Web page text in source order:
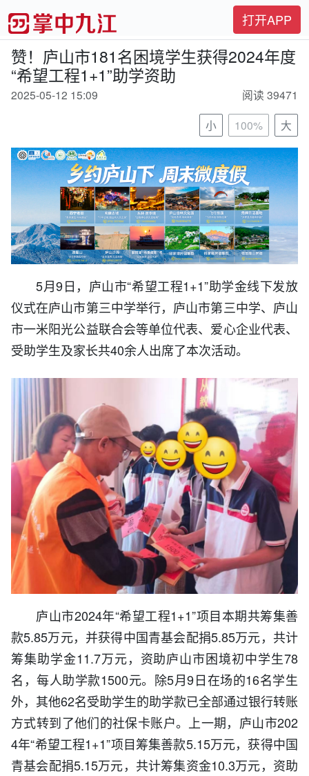
打开APP
赞！庐山市181名困境学生获得2024年度
“希望工程1+1”助学资助
2025-05-12 15:09
阅读 39471
小
100% 大
5月9日，庐山市“希望工程1+1”助学金线下发放
仪式在庐山市第三中学举行，庐山市第三中学、庐山
市一米阳光公益联合会等单位代表、爱心企业代表、
受助学生及家长共40余人出席了本次活动。
庐山市2024年“希望工程1+1”项目本期共筹集善
款5.85万元，并获得中国青基会配捐5.85万元，共计
筹集助学金11.7万元，资助庐山市困境初中学生78
名，每人助学款1500元。除5月9日在场的16名学生
外，其他62名受助学生的助学款已全部通过银行转账
方式转到了他们的社保卡账户。上一期，庐山市202
4年“希望工程1+1”项目筹集善款5.15万元， 获得中国
青基会配捐5.15万元，共计筹集资金10.3万元，资助